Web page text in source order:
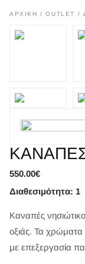
ΑΡΧΙΚΉ /OUTLET /
550.00€
Διαθεσιμότητα: 1
Καναπές
οξιάς. Τα χρώματα
με επεξεργασία